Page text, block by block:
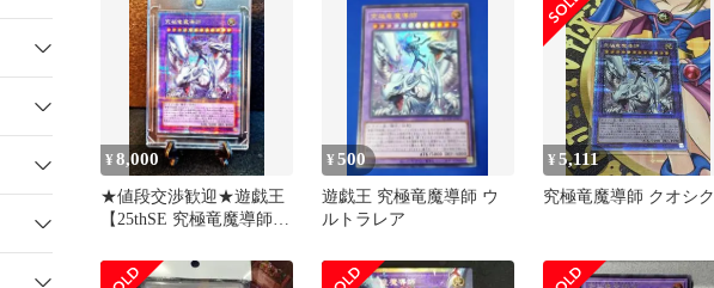
¥8,000
★値段交渉歓迎★遊戯王
【25thSE 究極竜魔導師】
¥500
遊戯王 究極竜魔導師 ウ
ルトラレア
¥5,111
究極竜魔導師 クオシク